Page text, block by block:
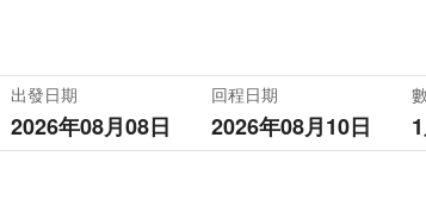
出發日期
2026年08月08日
回程日期
2026年08月10日